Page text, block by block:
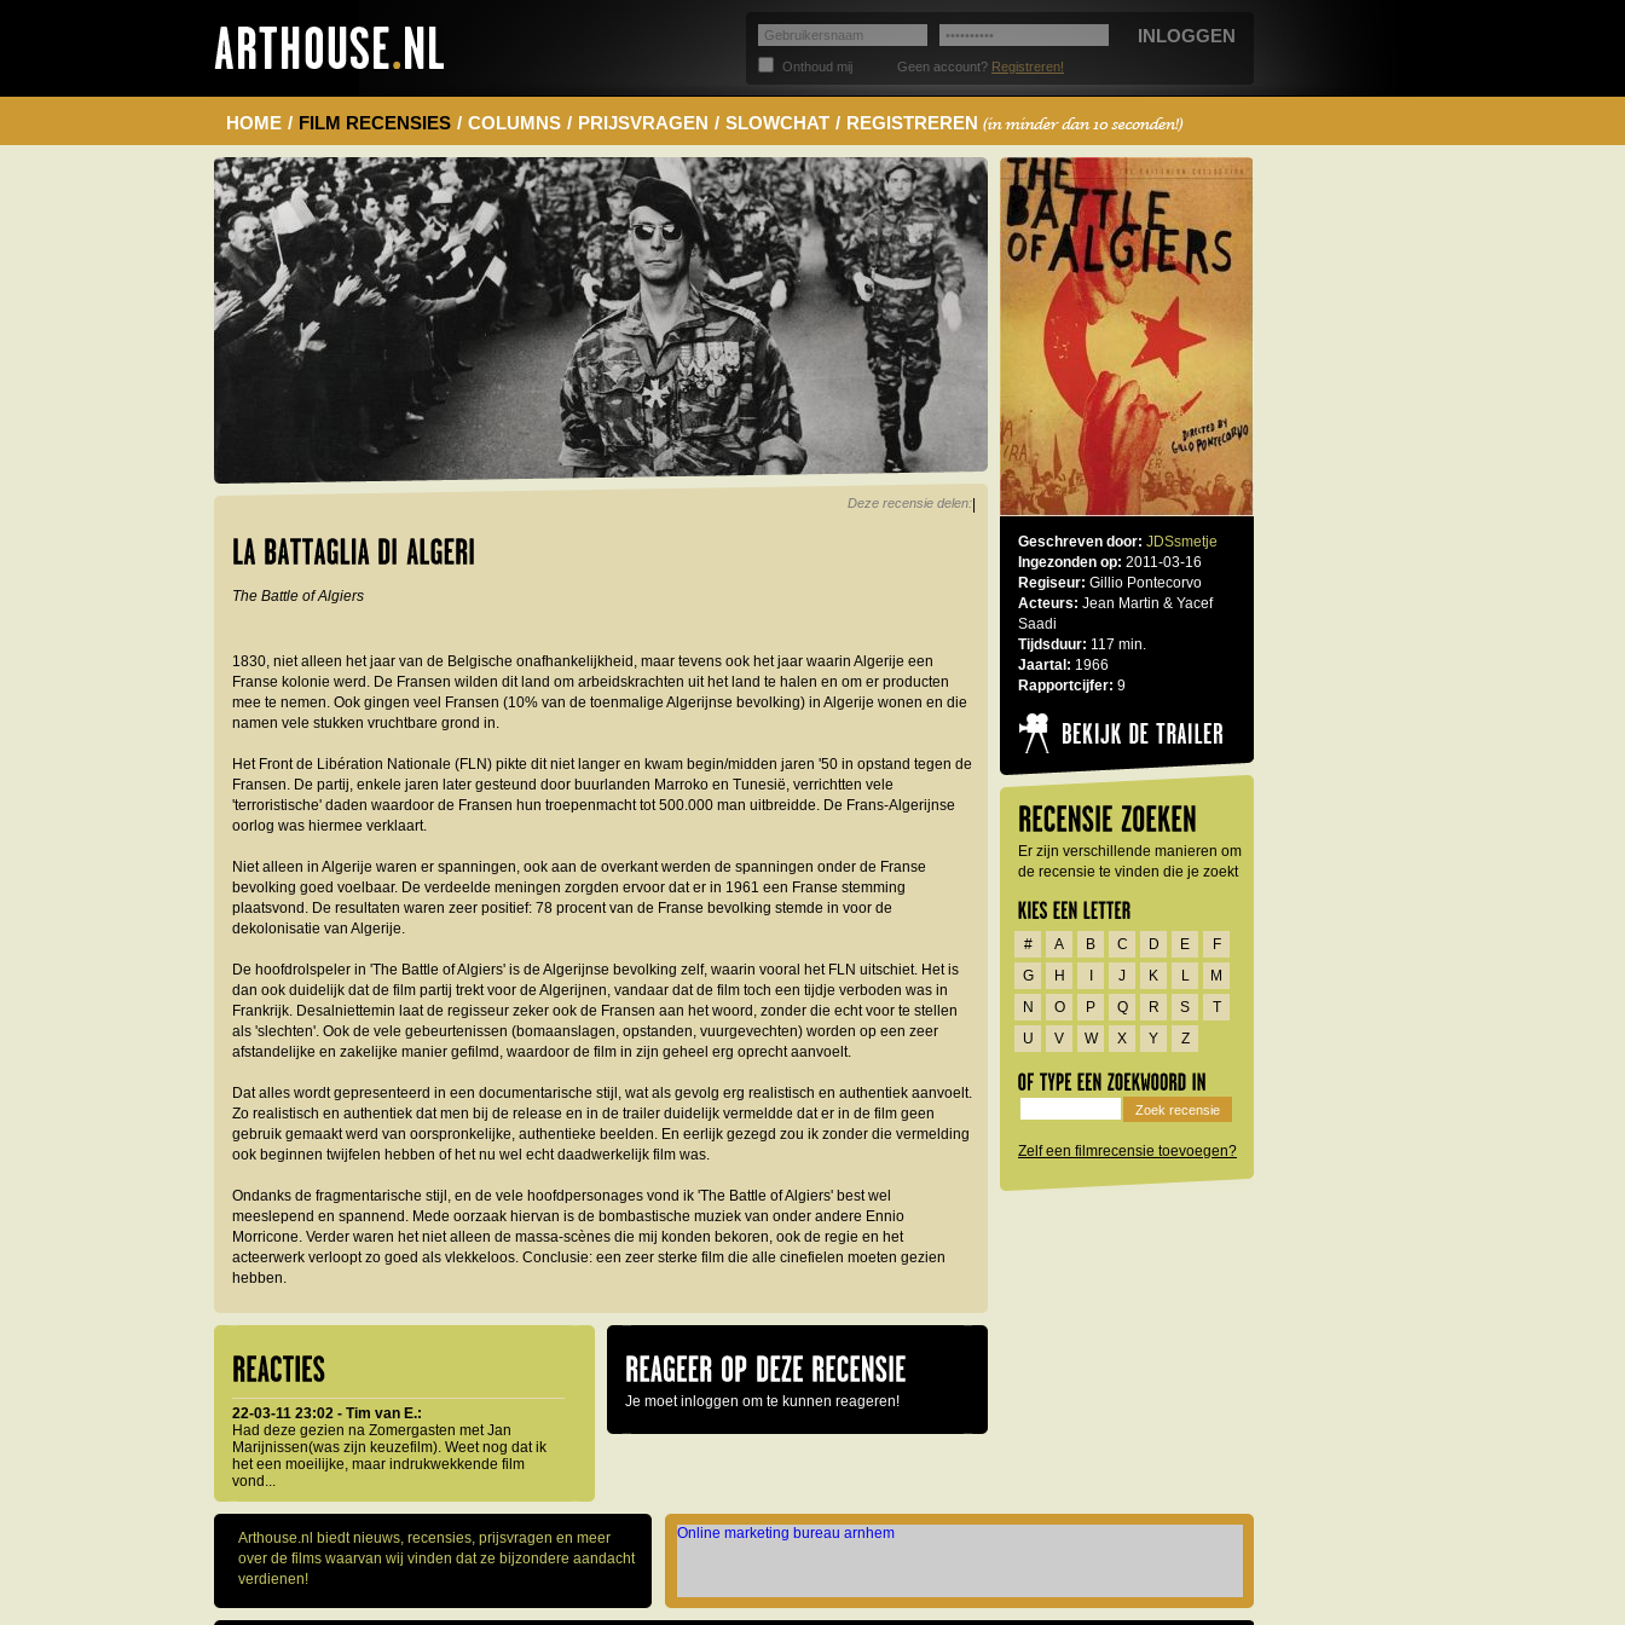
Onthoud mij Geen account? Registreren!
HOME / FILM RECENSIES / COLUMNS / PRIJSVRAGEN / SLOWCHAT / REGISTREREN
Deze recensie delen:
The Battle of Algiers
1830, niet alleen het jaar van de Belgische onafhankelijkheid, maar tevens ook het jaar waarin Algerije een
Franse kolonie werd. De Fransen wilden dit land om arbeidskrachten uit het land te halen en om er producten
mee te nemen. Ook gingen veel Fransen (10% van de toenmalige Algerijnse bevolking) in Algerije wonen en die
namen vele stukken vruchtbare grond in.
Het Front de Libération Nationale (FLN) pikte dit niet langer en kwam begin/midden jaren '50 in opstand tegen de
Fransen. De partij, enkele jaren later gesteund door buurlanden Marroko en Tunesië, verrichtten vele
'terroristische' daden waardoor de Fransen hun troepenmacht tot 500.000 man uitbreidde. De Frans-Algerijnse
oorlog was hiermee verklaart.
Niet alleen in Algerije waren er spanningen, ook aan de overkant werden de spanningen onder de Franse
bevolking goed voelbaar. De verdeelde meningen zorgden ervoor dat er in 1961 een Franse stemming
plaatsvond. De resultaten waren zeer positief: 78 procent van de Franse bevolking stemde in voor de
dekolonisatie van Algerije.
De hoofdrolspeler in 'The Battle of Algiers' is de Algerijnse bevolking zelf, waarin vooral het FLN uitschiet. Het is
dan ook duidelijk dat de film partij trekt voor de Algerijnen, vandaar dat de film toch een tijdje verboden was in
Frankrijk. Desalniettemin laat de regisseur zeker ook de Fransen aan het woord, zonder die echt voor te stellen
als 'slechten'. Ook de vele gebeurtenissen (bomaanslagen, opstanden, vuurgevechten) worden op een zeer
afstandelijke en zakelijke manier gefilmd, waardoor de film in zijn geheel erg oprecht aanvoelt.
Dat alles wordt gepresenteerd in een documentarische stijl, wat als gevolg erg realistisch en authentiek aanvoelt.
Zo realistisch en authentiek dat men bij de release en in de trailer duidelijk vermeldde dat er in de film geen
gebruik gemaakt werd van oorspronkelijke, authentieke beelden. En eerlijk gezegd zou ik zonder die vermelding
ook beginnen twijfelen hebben of het nu wel echt daadwerkelijk film was.
Ondanks de fragmentarische stijl, en de vele hoofdpersonages vond ik 'The Battle of Algiers' best wel
meeslepend en spannend. Mede oorzaak hiervan is de bombastische muziek van onder andere Ennio
Morricone. Verder waren het niet alleen de massa-scènes die mij konden bekoren, ook de regie en het
acteerwerk verloopt zo goed als vlekkeloos. Conclusie: een zeer sterke film die alle cinefielen moeten gezien
hebben.
22-03-11 23:02 - Tim van E.:
Had deze gezien na Zomergasten met Jan
Marijnissen(was zijn keuzefilm). Weet nog dat ik
het een moeilijke, maar indrukwekkende film
vond...
Je moet inloggen om te kunnen reageren!
Geschreven door: JDSsmetje
Ingezonden op: 2011-03-16
Regiseur: Gillio Pontecorvo
Acteurs: Jean Martin & Yacef
Saadi
Tijdsduur: 117 min.
Jaartal: 1966
Rapportcijfer: 9
Er zijn verschillende manieren om
de recensie te vinden die je zoekt
# A B C D E
F
G
H J K L
M
N
O P Q R S
T
U
V W X Y Z
Zelf een filmrecensie toevoegen?
Arthouse.nl biedt nieuws, recensies, prijsvragen en meer
over de films waarvan wij vinden dat ze bijzondere aandacht
verdienen!
Online marketing bureau arnhem